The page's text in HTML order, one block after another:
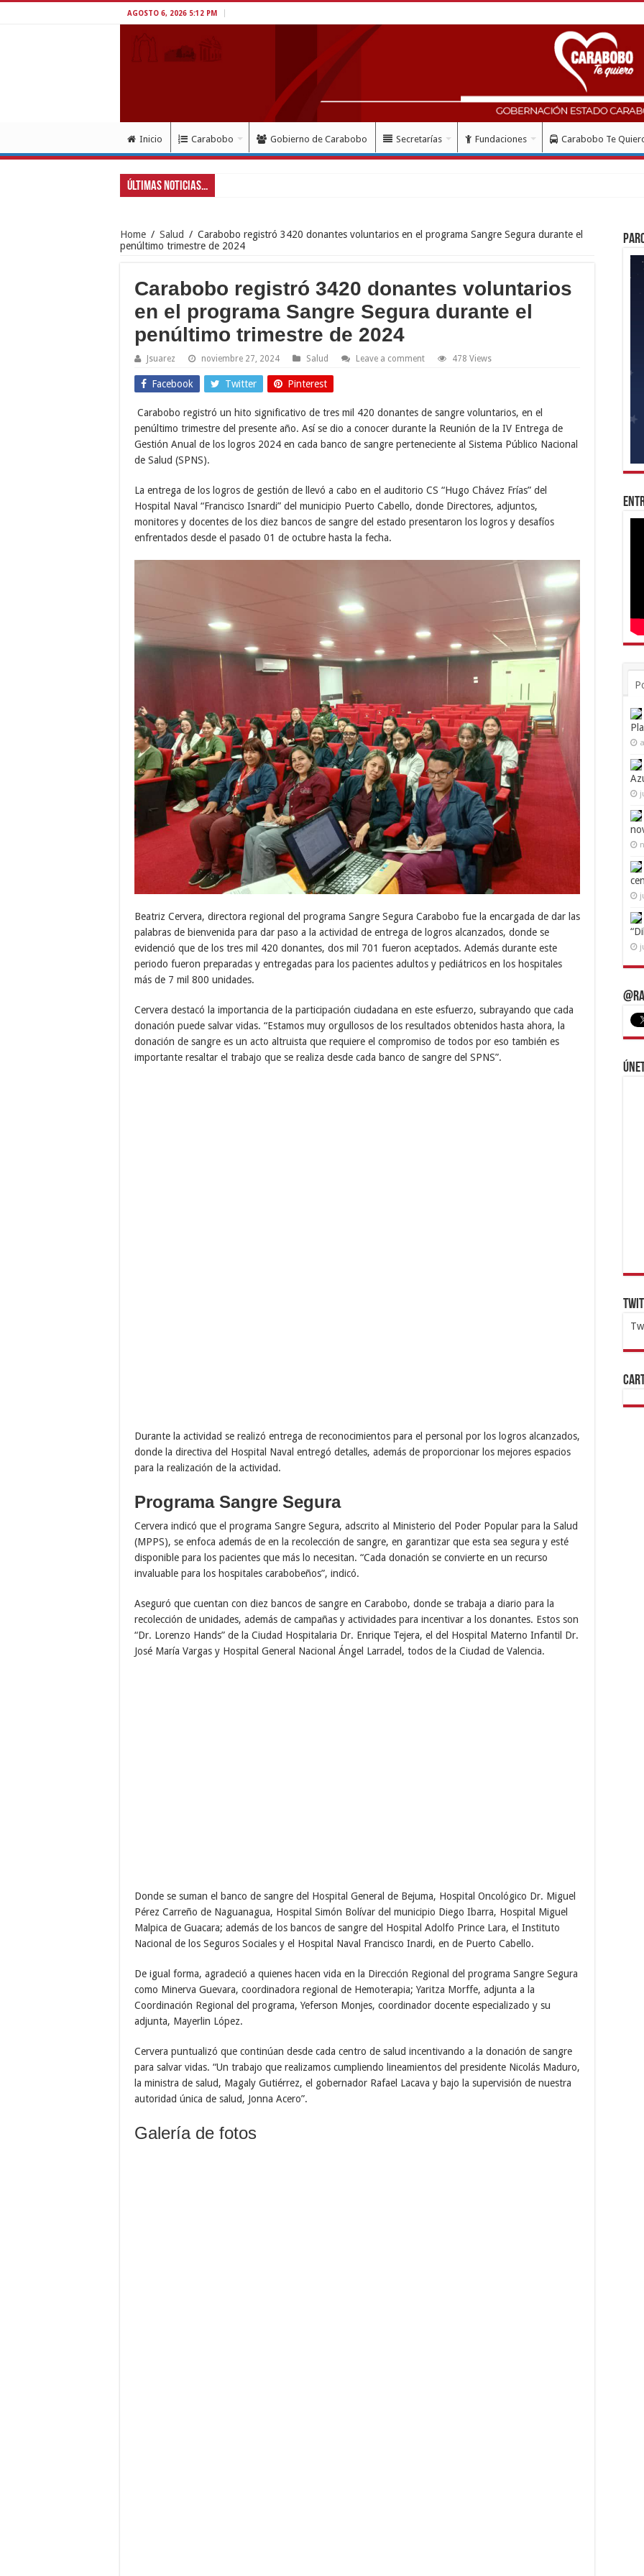
AGOSTO 6, 2026 5:12 PM
Inicio Carabobo Gobierno de Carabobo Secretarías Fundaciones Carabobo Te
Últimas Noticias...
Home / Salud / Carabobo registró 3420 donantes voluntarios en el programa Sangre Segura durante el
penúltimo trimestre de 2024
Carabobo registró 3420 donantes voluntarios
en el programa Sangre Segura durante el
penúltimo trimestre de 2024
Jsuarez noviembre 27, 2024 Salud Leave a comment 478 Views
Facebook Twitter Pinterest
Carabobo registró un hito significativo de tres mil 420 donantes de sangre voluntarios, en el
penúltimo trimestre del presente año. Así se dio a conocer durante la Reunión de la IV Entrega de
Gestión Anual de los logros 2024 en cada banco de sangre perteneciente al Sistema Público Nacional
de Salud (SPNS).
La entrega de los logros de gestión de llevó a cabo en el auditorio CS “Hugo Chávez Frías” del
Hospital Naval “Francisco Isnardi” del municipio Puerto Cabello, donde Directores, adjuntos,
monitores y docentes de los diez bancos de sangre del estado presentaron los logros y desafíos
enfrentados desde el pasado 01 de octubre hasta la fecha.
Beatriz Cervera, directora regional del programa Sangre Segura Carabobo fue la encargada de dar las
palabras de bienvenida para dar paso a la actividad de entrega de logros alcanzados, donde se
evidenció que de los tres mil 420 donantes, dos mil 701 fueron aceptados. Además durante este
periodo fueron preparadas y entregadas para los pacientes adultos y pediátricos en los hospitales
más de 7 mil 800 unidades.
Cervera destacó la importancia de la participación ciudadana en este esfuerzo, subrayando que cada
donación puede salvar vidas. “Estamos muy orgullosos de los resultados obtenidos hasta ahora, la
donación de sangre es un acto altruista que requiere el compromiso de todos por eso también es
importante resaltar el trabajo que se realiza desde cada banco de sangre del SPNS”.
Durante la actividad se realizó entrega de reconocimientos para el personal por los logros alcanzados,
donde la directiva del Hospital Naval entregó detalles, además de proporcionar los mejores espacios
para la realización de la actividad.
Programa Sangre Segura
Cervera indicó que el programa Sangre Segura, adscrito al Ministerio del Poder Popular para la Salud
(MPPS), se enfoca además de en la recolección de sangre, en garantizar que esta sea segura y esté
disponible para los pacientes que más lo necesitan. “Cada donación se convierte en un recurso
invaluable para los hospitales carabobeños”, indicó.
Aseguró que cuentan con diez bancos de sangre en Carabobo, donde se trabaja a diario para la
recolección de unidades, además de campañas y actividades para incentivar a los donantes. Estos son
“Dr. Lorenzo Hands” de la Ciudad Hospitalaria Dr. Enrique Tejera, el del Hospital Materno Infantil Dr.
José María Vargas y Hospital General Nacional Ángel Larradel, todos de la Ciudad de Valencia.
Donde se suman el banco de sangre del Hospital General de Bejuma, Hospital Oncológico Dr. Miguel
Pérez Carreño de Naguanagua, Hospital Simón Bolívar del municipio Diego Ibarra, Hospital Miguel
Malpica de Guacara; además de los bancos de sangre del Hospital Adolfo Prince Lara, el Instituto
Nacional de los Seguros Sociales y el Hospital Naval Francisco Inardi, en de Puerto Cabello.
De igual forma, agradeció a quienes hacen vida en la Dirección Regional del programa Sangre Segura
como Minerva Guevara, coordinadora regional de Hemoterapia; Yaritza Morffe, adjunta a la
Coordinación Regional del programa, Yeferson Monjes, coordinador docente especializado y su
adjunta, Mayerlin López.
Cervera puntualizó que continúan desde cada centro de salud incentivando a la donación de sangre
para salvar vidas. “Un trabajo que realizamos cumpliendo lineamientos del presidente Nicolás Maduro,
la ministra de salud, Magaly Gutiérrez, el gobernador Rafael Lacava y bajo la supervisión de nuestra
autoridad única de salud, Jonna Acero”.
Galería de fotos